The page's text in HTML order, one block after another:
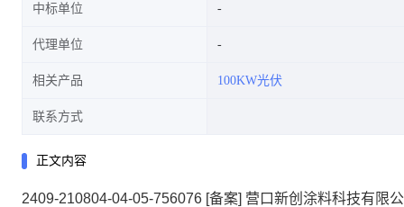
中标单位
代理单位
相关产品 100KW光伏
联系方式
正文内容
2409-210804-04-05-756076 [备案] 营口新创涂料科技有限